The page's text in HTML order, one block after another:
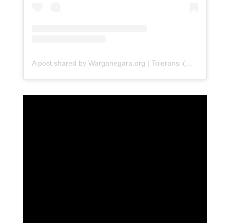
A post shared by Warganegara.org | Toleransi (@warganegara_org)